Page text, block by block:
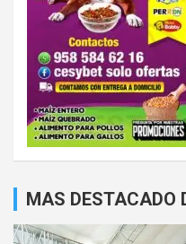
MAS DESTACADO